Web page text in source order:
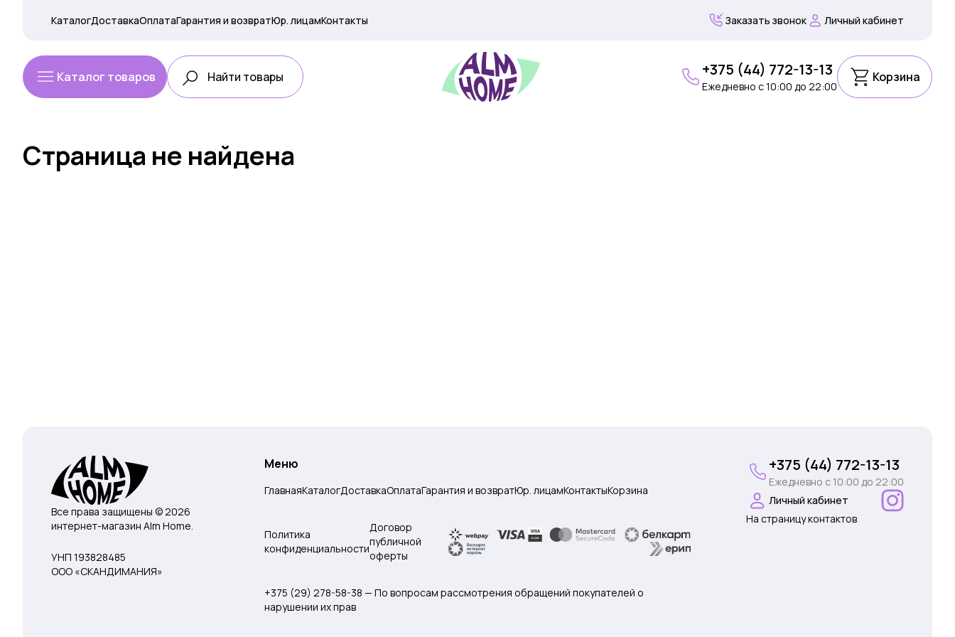
КаталогДоставкаОплатаГарантия и возвратЮр. лицамКонтакты Заказать звонок Личный кабинет
Каталог товаров +375 (44) 772-13-13
Ежедневно c 10:00 до 22:00
Корзина
Страница не найдена
Все права защищены © 2026
интернет-магазин Alm Home.
УНП 193828485
ООО «СКАНДИМАНИЯ»
Меню
ГлавнаяКаталогДоставкаОплатаГарантия и возвратЮр. лицамКонтактыКорзина
Политика
конфиденциальности
Договор
публичной
оферты
+375 (29) 278-58-38 — По вопросам рассмотрения обращений покупателей о
нарушении их прав
+375 (44) 772-13-13
Ежедневно c 10:00 до 22:00
Личный кабинет
На страницу контактов